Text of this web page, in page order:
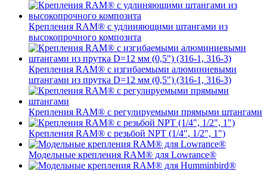
Крепления RAM® с удлиняющими штангами из
высокопрочного композита
Крепления RAM® с изгибаемыми алюминиевыми
штангами из прутка D=12 мм (0,5") (316-1, 316-3)
Крепления RAM® c регулируемыми прямыми штангами
Крепления RAM® с резьбой NPT (1/4", 1/2", 1")
Модельные крепления RAM® для Lowrance®